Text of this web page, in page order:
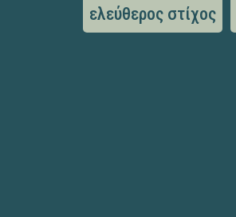
ελεύθερος στίχος